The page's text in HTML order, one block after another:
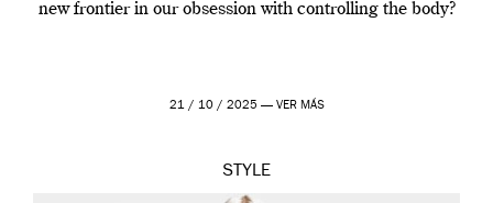
new frontier in our obsession with controlling the body?
21 / 10 / 2025 — VER MÁS
STYLE